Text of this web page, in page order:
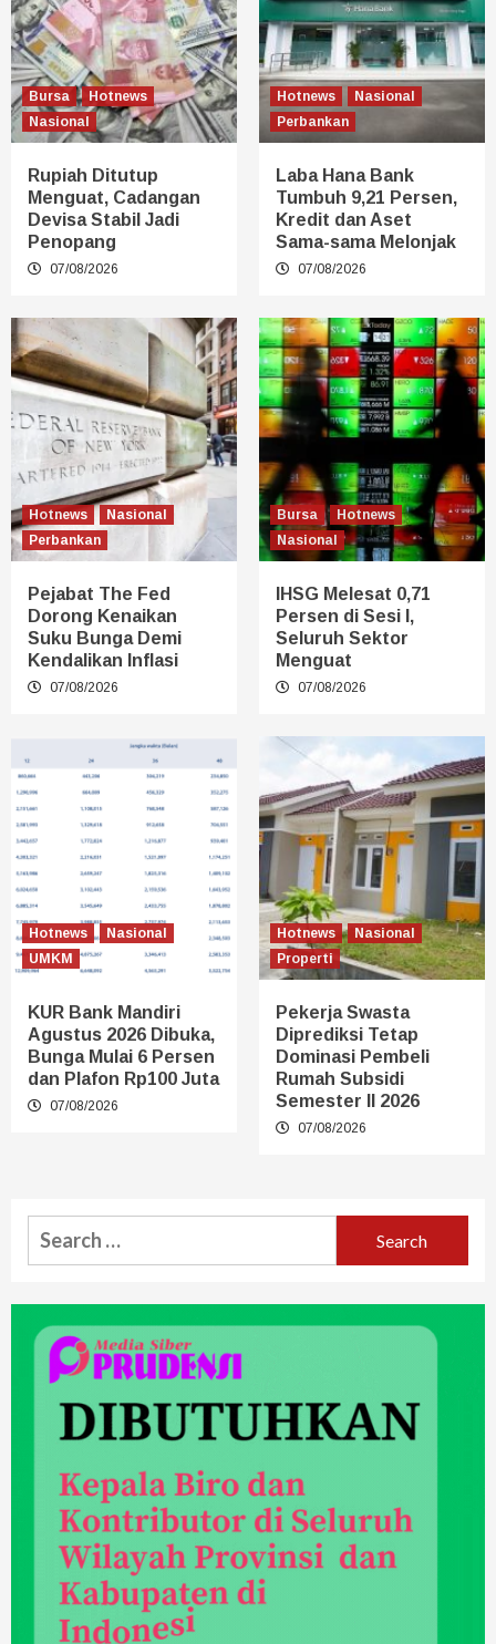
Bursa
Hotnews
Nasional
Rupiah Ditutup
Menguat, Cadangan
Devisa Stabil Jadi
Penopang
07/08/2026
Hotnews
Nasional
Perbankan
Laba Hana Bank
Tumbuh 9,21 Persen,
Kredit dan Aset
Sama-sama Melonjak
07/08/2026
Hotnews
Nasional
Perbankan
Pejabat The Fed
Dorong Kenaikan
Suku Bunga Demi
Kendalikan Inflasi
07/08/2026
Bursa
Hotnews
Nasional
IHSG Melesat 0,71
Persen di Sesi I,
Seluruh Sektor
Menguat
07/08/2026
Hotnews
Nasional
UMKM
KUR Bank Mandiri
Agustus 2026 Dibuka,
Bunga Mulai 6 Persen
dan Plafon Rp100 Juta
07/08/2026
Hotnews
Nasional
Properti
Pekerja Swasta
Diprediksi Tetap
Dominasi Pembeli
Rumah Subsidi
Semester II 2026
07/08/2026